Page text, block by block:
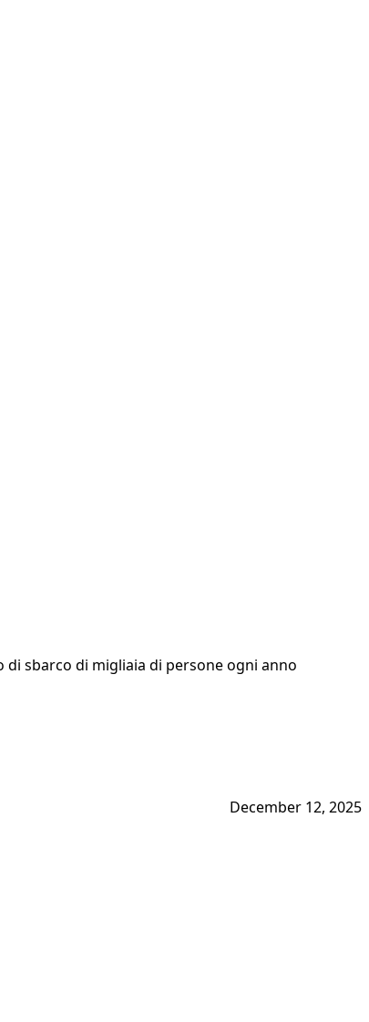
di sbarco di migliaia di persone ogni anno
December 12, 2025